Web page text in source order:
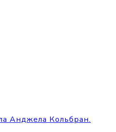
Анджела Кольбран.